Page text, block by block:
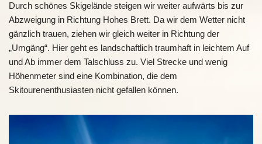
Durch schönes Skigelände steigen wir weiter aufwärts bis zur
Abzweigung in Richtung Hohes Brett. Da wir dem Wetter nicht
gänzlich trauen, ziehen wir gleich weiter in Richtung der
„Umgäng“. Hier geht es landschaftlich traumhaft in leichtem Auf
und Ab immer dem Talschluss zu. Viel Strecke und wenig
Höhenmeter sind eine Kombination, die dem
Skitourenenthusiasten nicht gefallen können.